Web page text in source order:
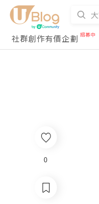
社群創作有價企劃
0